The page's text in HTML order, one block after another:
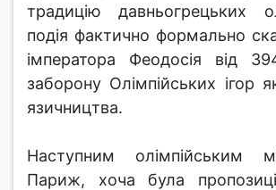
традицію давньогрецьких
подія фактично формально
імператора Феодосія від
заборону Олімпійських ігор
язичництва.
Наступним олімпійським
Париж, хоча була